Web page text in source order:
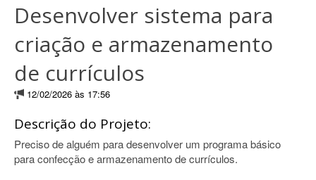
Desenvolver sistema para
criação e armazenamento
de currículos
12/02/2026 às 17:56
Descrição do Projeto:
Preciso de alguém para desenvolver um programa básico
para confecção e armazenamento de currículos.